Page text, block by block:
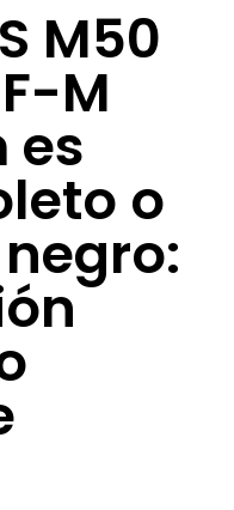
M50
M
es
o